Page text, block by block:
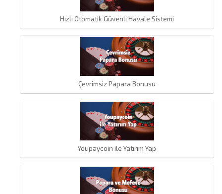
Hızlı Otomatik Güvenli Havale Sistemi
Çevrimsiz Papara Bonusu
Youpaycoin ile Yatırım Yap